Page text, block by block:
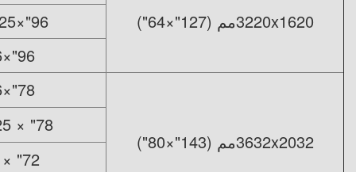
3220x1620مم (127"×64")
96"×25 1/2"
96"×16"
3632x2032مم (143"×80")
78"×36"
78" × 25 1/2"
72" × 36"